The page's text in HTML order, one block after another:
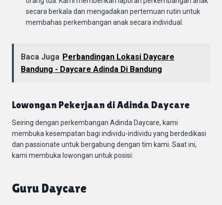
secara berkala dan mengadakan pertemuan rutin untuk
membahas perkembangan anak secara individual.
Baca Juga Perbandingan Lokasi Daycare
Bandung - Daycare Adinda Di Bandung
Lowongan Pekerjaan di Adinda Daycare
Seiring dengan perkembangan Adinda Daycare, kami
membuka kesempatan bagi individu-individu yang berdedikasi
dan passionate untuk bergabung dengan tim kami. Saat ini,
kami membuka lowongan untuk posisi:
Guru Daycare